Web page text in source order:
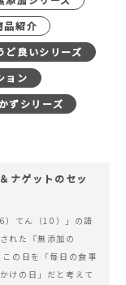
品紹介
ど良いシリーズ
ョン
ずシリーズ
ナゲットのセッ
）てん（10）」の語
れた『無添加の
の日を「毎日の食事
けの日」だと考えて